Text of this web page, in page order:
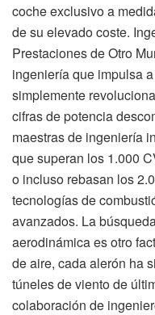
coche exclusivo a
de su elevado coste.
Prestaciones de Otro
ingeniería que impulsa
simplemente
cifras de potencia
maestras de ingeniería
que superan los 1.000
o incluso rebasan los
tecnologías de
avanzados. La
aerodinámica es otro
de aire, cada alerón ha
túneles de viento de
colaboración de